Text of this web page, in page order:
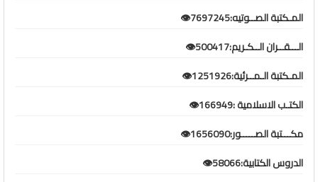
المـكتبة الصــوتيه:7697245👁️
الـــقــران الــكـريم:500417👁️
المـكتبة الـمــرئية:1251926👁️
الكتـب الاسلامية :166949👁️
مكـــتبة الصـــــور:1656090👁️
الدروس الكتابية:58066👁️